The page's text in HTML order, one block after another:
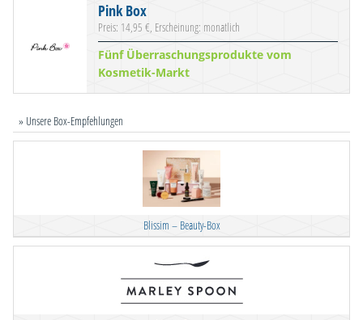
Pink Box
Preis: 14,95 €, Erscheinung: monatlich
Fünf Überraschungsprodukte vom
Kosmetik-Markt
» Unsere Box-Empfehlungen
Blissim – Beauty-Box